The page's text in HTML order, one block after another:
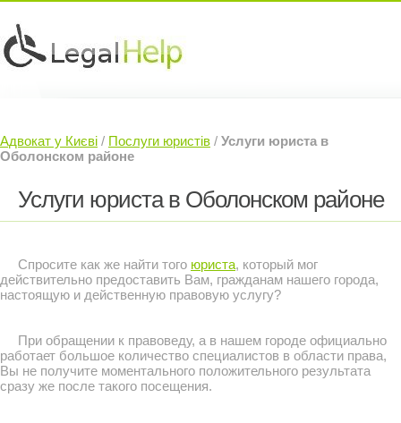
Судовий Адвокат »
Адвокат у Києві / Послуги юристів / Услуги юриста в
Оболонском районе
Услуги юриста в Оболонском районе
Спросите как же найти того юриста, который мог
действительно предоставить Вам, гражданам нашего города,
настоящую и действенную правовую услугу?
При обращении к правоведу, а в нашем городе официально
работает большое количество специалистов в области права,
Вы не получите моментального положительного результата
сразу же после такого посещения.